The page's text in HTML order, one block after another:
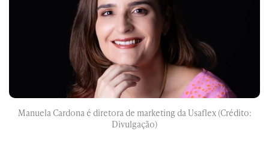
Manuela Cardona é diretora de marketing da Usaflex (Crédito:
Divulgação)